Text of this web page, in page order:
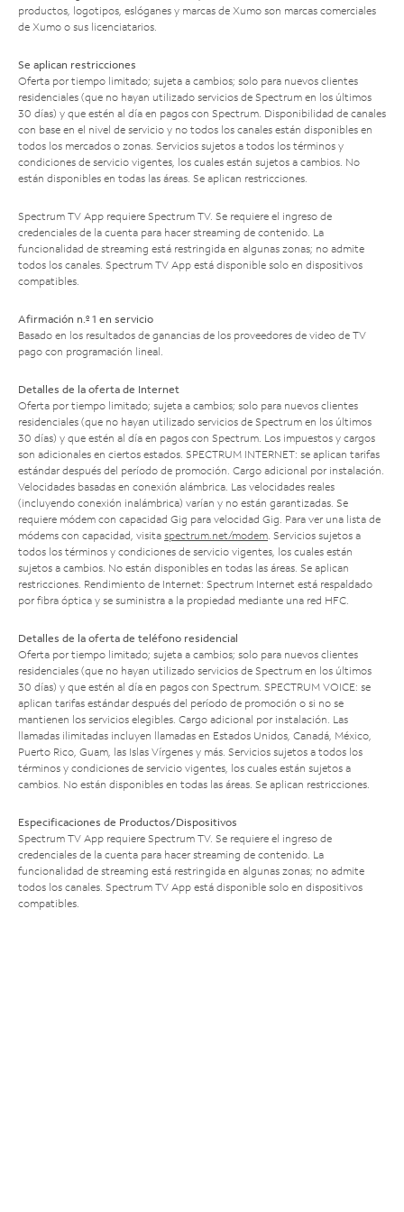
productos, logotipos, eslóganes y marcas de Xumo son marcas comerciales
de Xumo o sus licenciatarios.
Se aplican restricciones
Oferta por tiempo limitado; sujeta a cambios; solo para nuevos clientes
residenciales (que no hayan utilizado servicios de Spectrum en los últimos
30 días) y que estén al día en pagos con Spectrum. Disponibilidad de canales
con base en el nivel de servicio y no todos los canales están disponibles en
todos los mercados o zonas. Servicios sujetos a todos los términos y
condiciones de servicio vigentes, los cuales están sujetos a cambios. No
están disponibles en todas las áreas. Se aplican restricciones.
Spectrum TV App requiere Spectrum TV. Se requiere el ingreso de
credenciales de la cuenta para hacer streaming de contenido. La
funcionalidad de streaming está restringida en algunas zonas; no admite
todos los canales. Spectrum TV App está disponible solo en dispositivos
compatibles.
Afirmación n.º 1 en servicio
Basado en los resultados de ganancias de los proveedores de video de TV
pago con programación lineal.
Detalles de la oferta de Internet
Oferta por tiempo limitado; sujeta a cambios; solo para nuevos clientes
residenciales (que no hayan utilizado servicios de Spectrum en los últimos
30 días) y que estén al día en pagos con Spectrum. Los impuestos y cargos
son adicionales en ciertos estados. SPECTRUM INTERNET: se aplican tarifas
estándar después del período de promoción. Cargo adicional por instalación.
Velocidades basadas en conexión alámbrica. Las velocidades reales
(incluyendo conexión inalámbrica) varían y no están garantizadas. Se
requiere módem con capacidad Gig para velocidad Gig. Para ver una lista de
módems con capacidad, visita spectrum.net/modem. Servicios sujetos a
todos los términos y condiciones de servicio vigentes, los cuales están
sujetos a cambios. No están disponibles en todas las áreas. Se aplican
restricciones. Rendimiento de Internet: Spectrum Internet está respaldado
por fibra óptica y se suministra a la propiedad mediante una red HFC.
Detalles de la oferta de teléfono residencial
Oferta por tiempo limitado; sujeta a cambios; solo para nuevos clientes
residenciales (que no hayan utilizado servicios de Spectrum en los últimos
30 días) y que estén al día en pagos con Spectrum. SPECTRUM VOICE: se
aplican tarifas estándar después del período de promoción o si no se
mantienen los servicios elegibles. Cargo adicional por instalación. Las
llamadas ilimitadas incluyen llamadas en Estados Unidos, Canadá, México,
Puerto Rico, Guam, las Islas Vírgenes y más. Servicios sujetos a todos los
términos y condiciones de servicio vigentes, los cuales están sujetos a
cambios. No están disponibles en todas las áreas. Se aplican restricciones.
Especificaciones de Productos/Dispositivos
Spectrum TV App requiere Spectrum TV. Se requiere el ingreso de
credenciales de la cuenta para hacer streaming de contenido. La
funcionalidad de streaming está restringida en algunas zonas; no admite
todos los canales. Spectrum TV App está disponible solo en dispositivos
compatibles.